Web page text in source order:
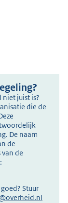
juist is?
die de
De naam
de
de
Stuur